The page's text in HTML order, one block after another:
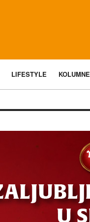
LIFESTYLE KOLUMNE